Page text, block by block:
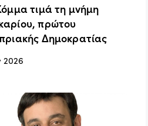
τιμά τη μνήμη
πρώτου
Δημοκρατίας
2026